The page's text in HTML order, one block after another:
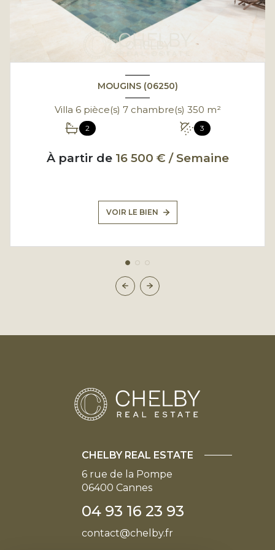
MOUGINS (06250)
Villa 6 pièce(s) 7 chambre(s) 350 m²
2 3
À partir de16 500 € / Semaine
VOIR LE BIEN
CHELBY REAL ESTATE
6 rue de la Pompe
06400 Cannes
04 93 16 23 93
contact@chelby.fr